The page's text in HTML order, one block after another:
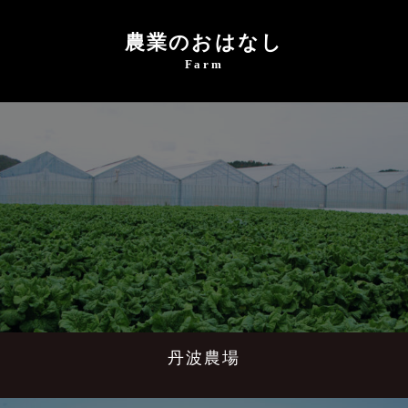
農業のおはなし
Farm
丹波農場